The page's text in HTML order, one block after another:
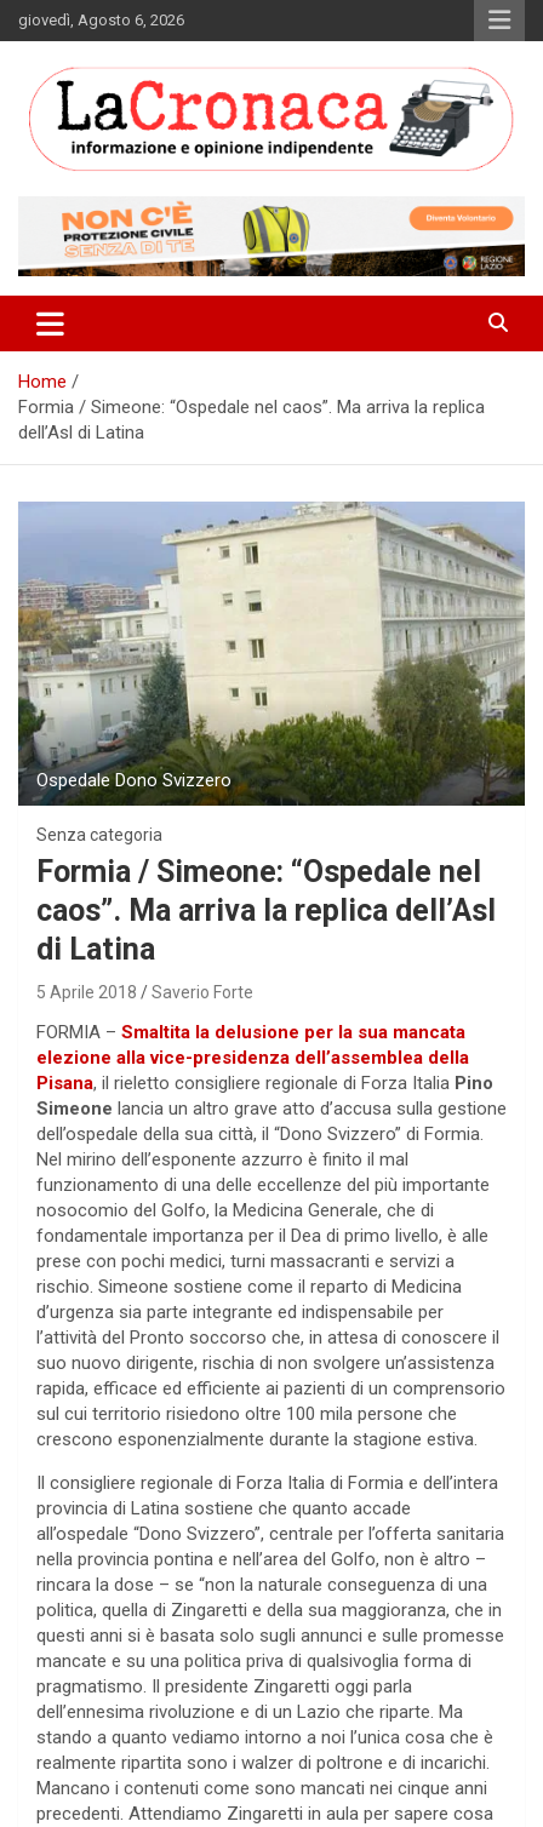
Skip
to
giovedì, Agosto 6, 2026
La Cronaca Quotidiano
Home
Formia / Simeone: “Ospedale nel caos”. Ma arriva la replica
dell’Asl di Latina
Ospedale Dono Svizzero
Senza categoria
Formia / Simeone: “Ospedale nel
caos”. Ma arriva la replica dell’Asl
di Latina
5 Aprile 2018 Saverio Forte
FORMIA – Smaltita la delusione per la sua mancata
elezione alla vice-presidenza dell’assemblea della
Pisana, il rieletto consigliere regionale di Forza Italia Pino
Simeone lancia un altro grave atto d’accusa sulla gestione
dell’ospedale della sua città, il “Dono Svizzero” di Formia.
Nel mirino dell’esponente azzurro è finito il mal
funzionamento di una delle eccellenze del più importante
nosocomio del Golfo, la Medicina Generale, che di
fondamentale importanza per il Dea di primo livello, è alle
prese con pochi medici, turni massacranti e servizi a
rischio. Simeone sostiene come il reparto di Medicina
d’urgenza sia parte integrante ed indispensabile per
l’attività del Pronto soccorso che, in attesa di conoscere il
suo nuovo dirigente, rischia di non svolgere un’assistenza
rapida, efficace ed efficiente ai pazienti di un comprensorio
sul cui territorio risiedono oltre 100 mila persone che
crescono esponenzialmente durante la stagione estiva.
Il consigliere regionale di Forza Italia di Formia e dell’intera
provincia di Latina sostiene che quanto accade
all’ospedale “Dono Svizzero”, centrale per l’offerta sanitaria
nella provincia pontina e nell’area del Golfo, non è altro –
rincara la dose – se “non la naturale conseguenza di una
politica, quella di Zingaretti e della sua maggioranza, che in
questi anni si è basata solo sugli annunci e sulle promesse
mancate e su una politica priva di qualsivoglia forma di
pragmatismo. Il presidente Zingaretti oggi parla
dell’ennesima rivoluzione e di un Lazio che riparte. Ma
stando a quanto vediamo intorno a noi l’unica cosa che è
realmente ripartita sono i walzer di poltrone e di incarichi.
Mancano i contenuti come sono mancati nei cinque anni
precedenti. Attendiamo Zingaretti in aula per sapere cosa